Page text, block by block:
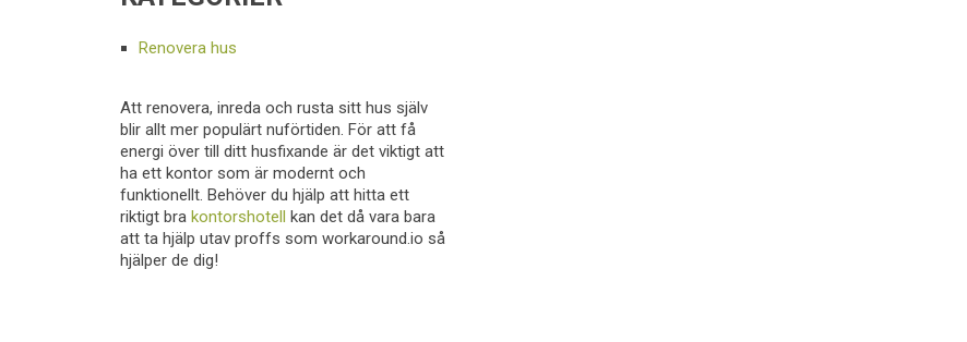
Renovera hus
Att renovera, inreda och rusta sitt hus själv
blir allt mer populärt nuförtiden. För att få
energi över till ditt husfixande är det viktigt att
ha ett kontor som är modernt och
funktionellt. Behöver du hjälp att hitta ett
riktigt bra kontorshotell
kan det då vara bara
att ta hjälp utav proffs som workaround.io så
hjälper de dig!